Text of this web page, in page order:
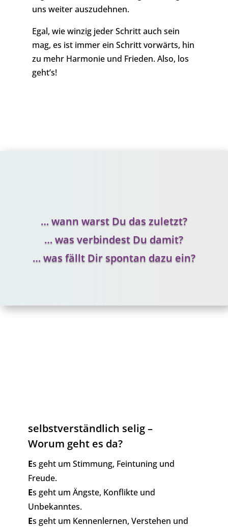
uns weiter auszudehnen.
Egal, wie winzig jeder Schritt auch sein
mag, es ist immer ein Schritt vorwärts, hin
zu mehr Harmonie und Frieden. Also, los
geht’s!
… wann warst Du das zuletzt?
… was verbindest Du damit?
… was fällt Dir spontan dazu ein?
selbstverständlich selig –
Worum geht es da?
Es geht um Stimmung, Feintuning und
Freude.
Es geht um Ängste, Konflikte und
Unbekanntes.
Es geht um Kennenlernen, Verstehen und